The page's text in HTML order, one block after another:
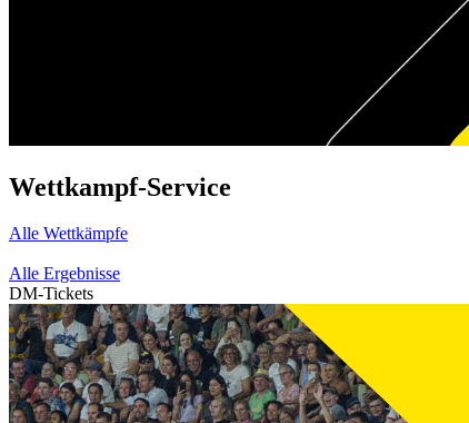
Wettkampf-Service
Alle Wettkämpfe
Alle Ergebnisse
DM-Tickets